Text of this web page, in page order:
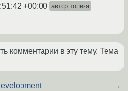
+00:00 автор топика
комментарии в эту тему. Тема
→